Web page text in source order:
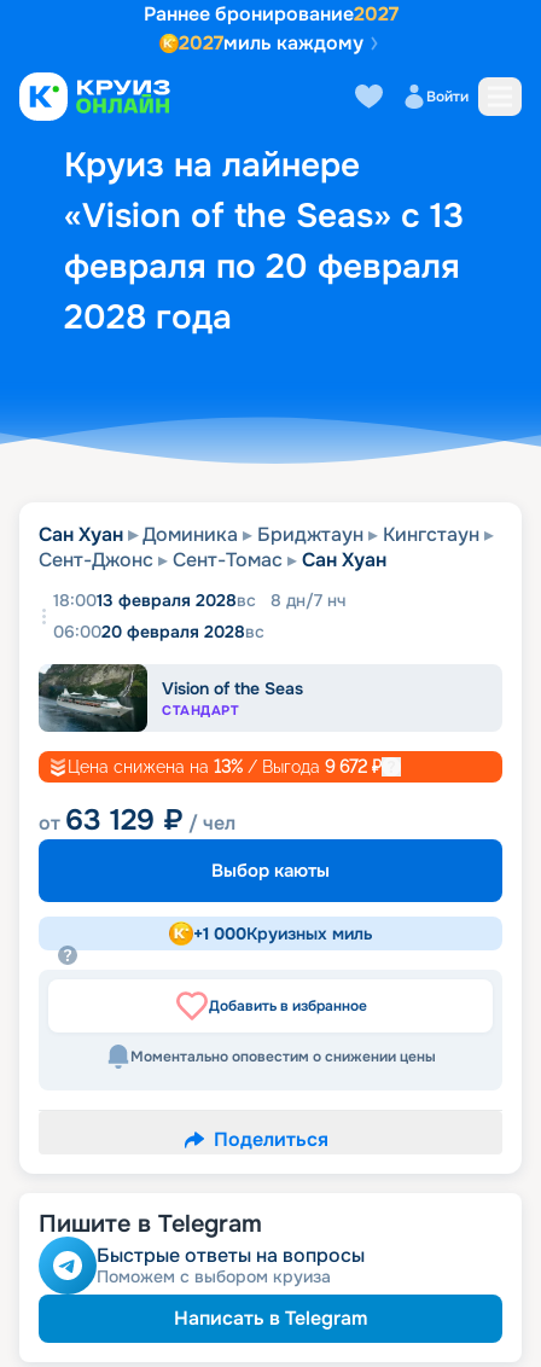
Раннее бронирование2027
2027миль каждому
Войти
Круиз на лайнере
«Vision of the Seas» с 13
февраля по 20 февраля
2028 года
Выбор кают Маршрут и
Сан Хуан Доминика Бриджтаун
Кингстаун
Сент-Джонс
Сент-Томас Сан Хуан
18:0013 февраля 2028вс 8 дн/7 нч
06:0020 февраля 2028вс
Vision of the Seas
СТАНДАРТ
Цена снижена на 13% / Выгода 9 672 ₽
от 63 129 ₽ / чел
Выбор каюты
+1 000Круизных миль
Добавить в избранное
Моментально оповестим о снижении цены
Поделиться
Пишите в Telegram
Быстрые ответы на вопросы
Поможем с выбором круиза
Написать в Telegram